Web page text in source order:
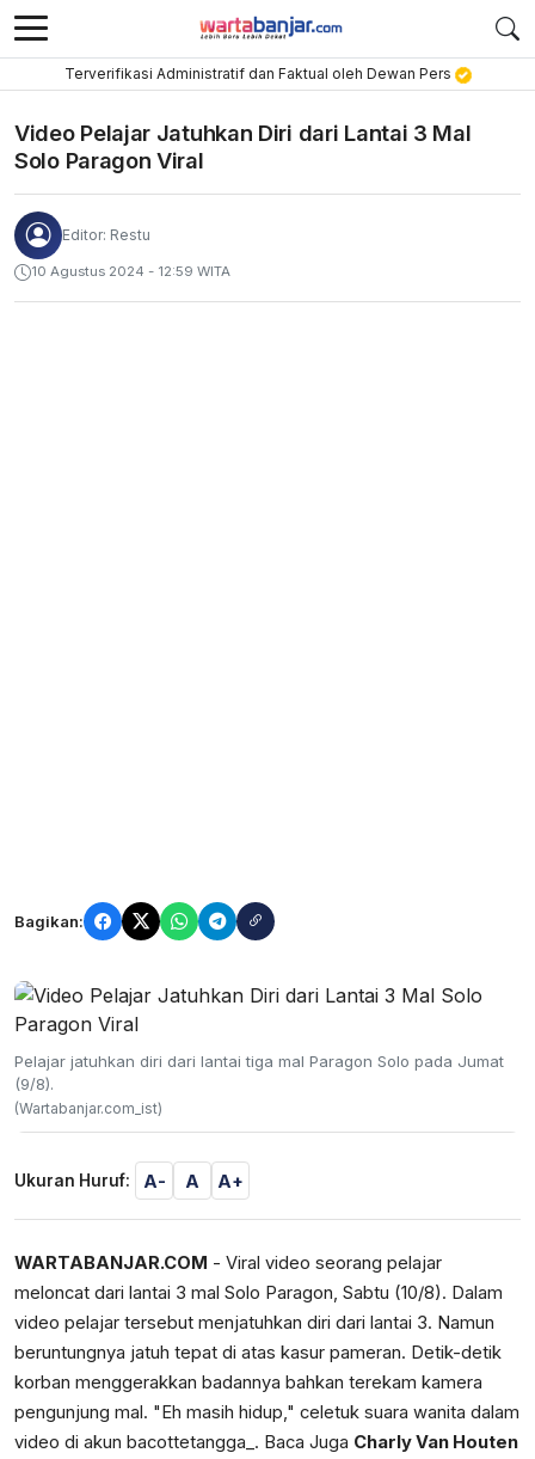
Terverifikasi Administratif dan Faktual oleh Dewan Pers
Video Pelajar Jatuhkan Diri dari Lantai 3 Mal
Solo Paragon Viral
Editor: Restu
10 Agustus 2024 - 12:59 WITA
Bagikan:
Pelajar jatuhkan diri dari lantai tiga mal Paragon Solo pada Jumat
(9/8).
(Wartabanjar.com_ist)
Ukuran Huruf: A- A A+
WARTABANJAR.COM - Viral video seorang pelajar
meloncat dari lantai 3 mal Solo Paragon, Sabtu (10/8). Dalam
video pelajar tersebut menjatuhkan diri dari lantai 3. Namun
beruntungnya jatuh tepat di atas kasur pameran. Detik-detik
korban menggerakkan badannya bahkan terekam kamera
pengunjung mal. "Eh masih hidup," celetuk suara wanita dalam
video di akun bacottetangga_. Baca Juga Charly Van Houten